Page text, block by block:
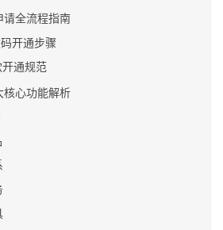
请全流程指南
开通步骤
通规范
核心功能解析